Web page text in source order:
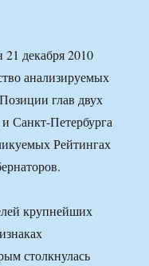
декабря 2010
анализируемых
глав двух
Санкт-Петербурга
Рейтингах
крупнейших
столкнулась